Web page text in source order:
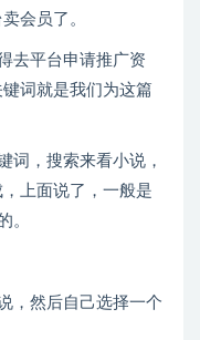
会员了。
去平台申请推广资
词就是我们为这篇
词，搜索来看小说，
上面说了，一般是
。
，然后自己选择一个